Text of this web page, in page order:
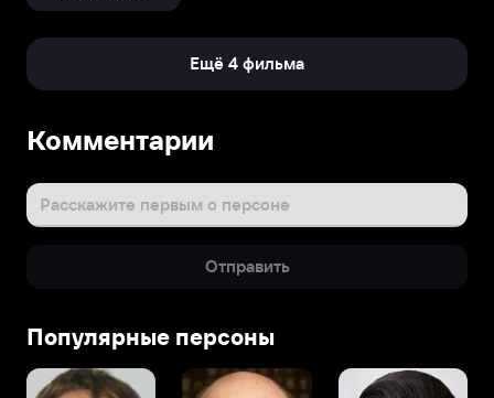
Ещё 4 фильма
Комментарии
Расскажите первым о персоне
Отправить
Популярные персоны